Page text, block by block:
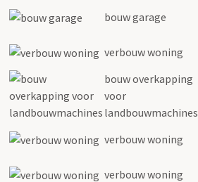
bouw garage
verbouw woning
bouw overkapping
voor
landbouwmachines
verbouw woning
verbouw woning